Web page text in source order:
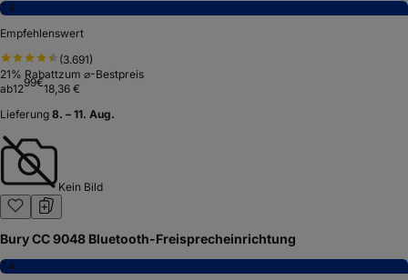
7,4
Empfehlenswert
(3.691)
21% Rabattzum ⌀-Bestpreis
ab1299€18,36 €
Lieferung 8. – 11. Aug.
Kein Bild
Bury CC 9048 Bluetooth-Freisprecheinrichtung
7,4